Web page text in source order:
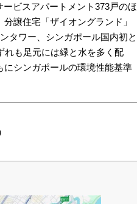
ビスアパートメント373戸のほ
譲住宅「ザイオングランド」
タワー、シンガポール国内初と
れも足元には緑と水を多く配
にシンガポールの環境性能基準